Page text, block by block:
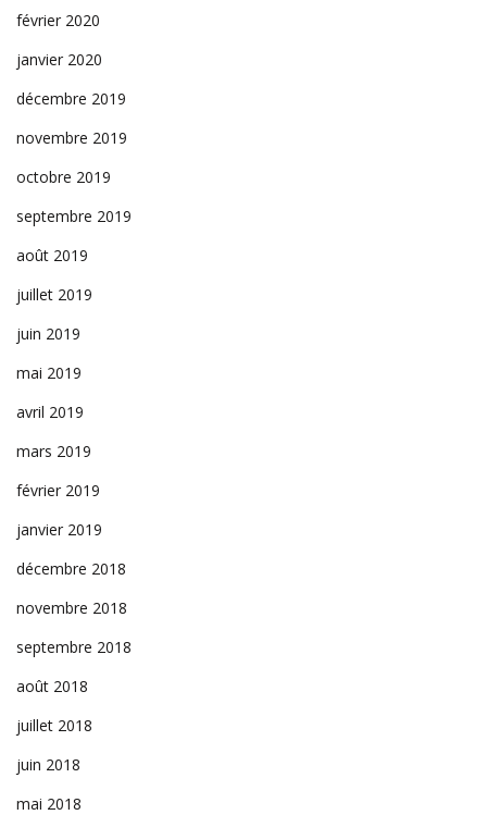
février 2020
janvier 2020
décembre 2019
novembre 2019
octobre 2019
septembre 2019
août 2019
juillet 2019
juin 2019
mai 2019
avril 2019
mars 2019
février 2019
janvier 2019
décembre 2018
novembre 2018
septembre 2018
août 2018
juillet 2018
juin 2018
mai 2018